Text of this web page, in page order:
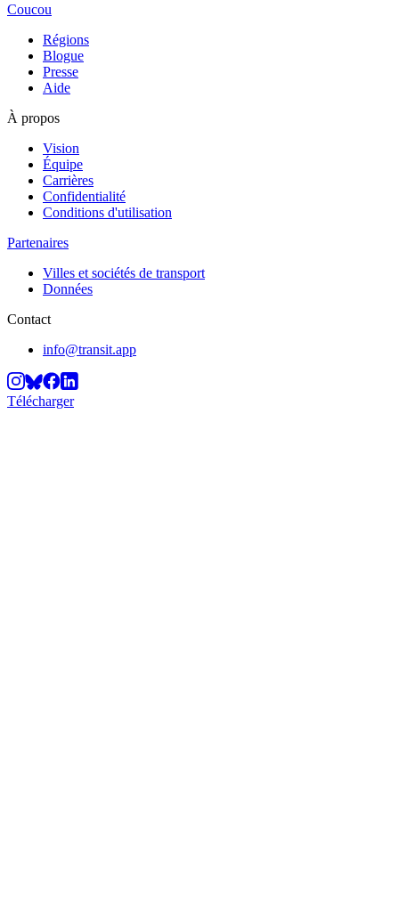
Coucou
Régions
Blogue
Presse
Aide
À propos
Vision
Équipe
Carrières
Confidentialité
Conditions d'utilisation
Partenaires
Villes et sociétés de transport
Données
Contact
info@transit.app
Télécharger